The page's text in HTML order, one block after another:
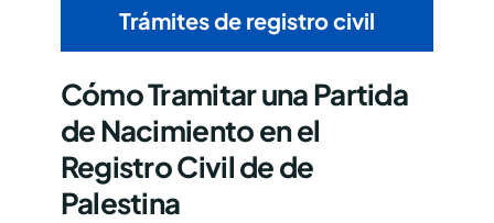
Trámites de registro civil
Cómo Tramitar una Partida
de Nacimiento en el
Registro Civil de de
Palestina